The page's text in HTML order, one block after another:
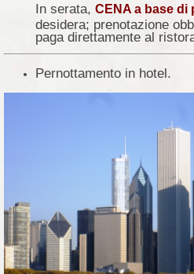
In serata, CENA a base di
desidera; prenotazione
paga direttamente al
Pernottamento in hotel.